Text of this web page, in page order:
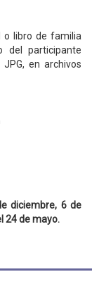
o libro de familia
del participante
en archivos
diciembre, 6 de
24 de mayo.